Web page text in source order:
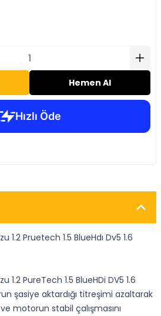
Hemen Al
1.2 Pruetech 1.5 BlueHdı Dv5 1.6
1.2 PureTech 1.5 BlueHDi DV5 1.6
şasiye aktardığı titreşimi azaltarak
motorun stabil çalışmasını